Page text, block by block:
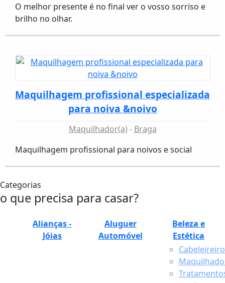
O melhor presente é no final ver o vosso sorriso e
brilho no olhar.
Maquilhagem profissional especializada
para noiva &noivo
Maquilhador(a)
Braga
Maquilhagem profissional para noivos e social
Categorias
o que precisa para casar?
Alianças -
Jóias
Aluguer
Automóvel
Beleza e
Estética